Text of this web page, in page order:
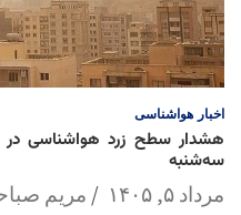
اخبار هواشناسی
هشدار سطح زرد هواشناسی در
سه‌شنبه
مرداد ۵, ۱۴۰۵ مریم